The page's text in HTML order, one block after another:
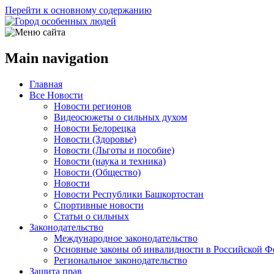
Перейти к основному содержанию
Main navigation
Главная
Все Новости
Новости регионов
Видеосюжеты о сильных духом
Новости Белорецка
Новости (Здоровье)
Новости (Льготы и пособие)
Новости (наука и техника)
Новости (Общество)
Новости
Новости Республики Башкортостан
Спортивные новости
Статьи о сильных
Законодательство
Международное законодательство
Основные законы об инвалидности в Российской
Региональное законодательство
Защита прав